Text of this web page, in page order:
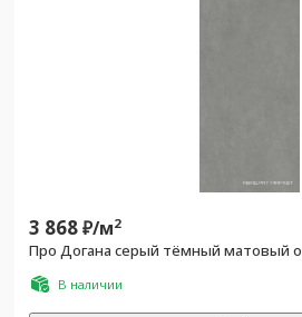
3 868₽/м2
Про Догана серый тёмный матовый
В наличии